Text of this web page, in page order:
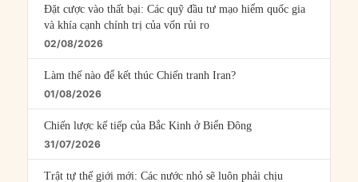
Đặt cược vào thất bại: Các quỹ đầu tư mạo hiểm quốc gia
và khía cạnh chính trị của vốn rủi ro
02/08/2026
Làm thế nào để kết thúc Chiến tranh Iran?
01/08/2026
Chiến lược kế tiếp của Bắc Kinh ở Biển Đông
31/07/2026
Trật tự thế giới mới: Các nước nhỏ sẽ luôn phải chịu